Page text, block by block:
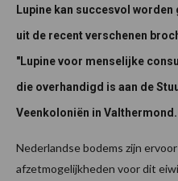
Lupine kan succesvol
uit de recent verschenen
"Lupine voor menselijke
die overhandigd is aan de
Veenkoloniën in Valthermond.
Nederlandse bodems zijn
afzetmogelijkheden voor dit